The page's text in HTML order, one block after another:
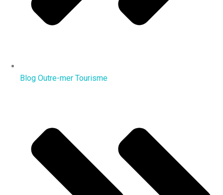
Blog Outre-mer Tourisme